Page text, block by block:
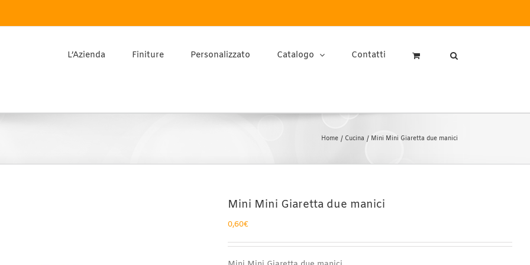
L’Azienda Finiture Personalizzato Catalogo Contatti
Home Cucina Mini Mini Giaretta due manici
Mini Mini Giaretta due manici
0,60€